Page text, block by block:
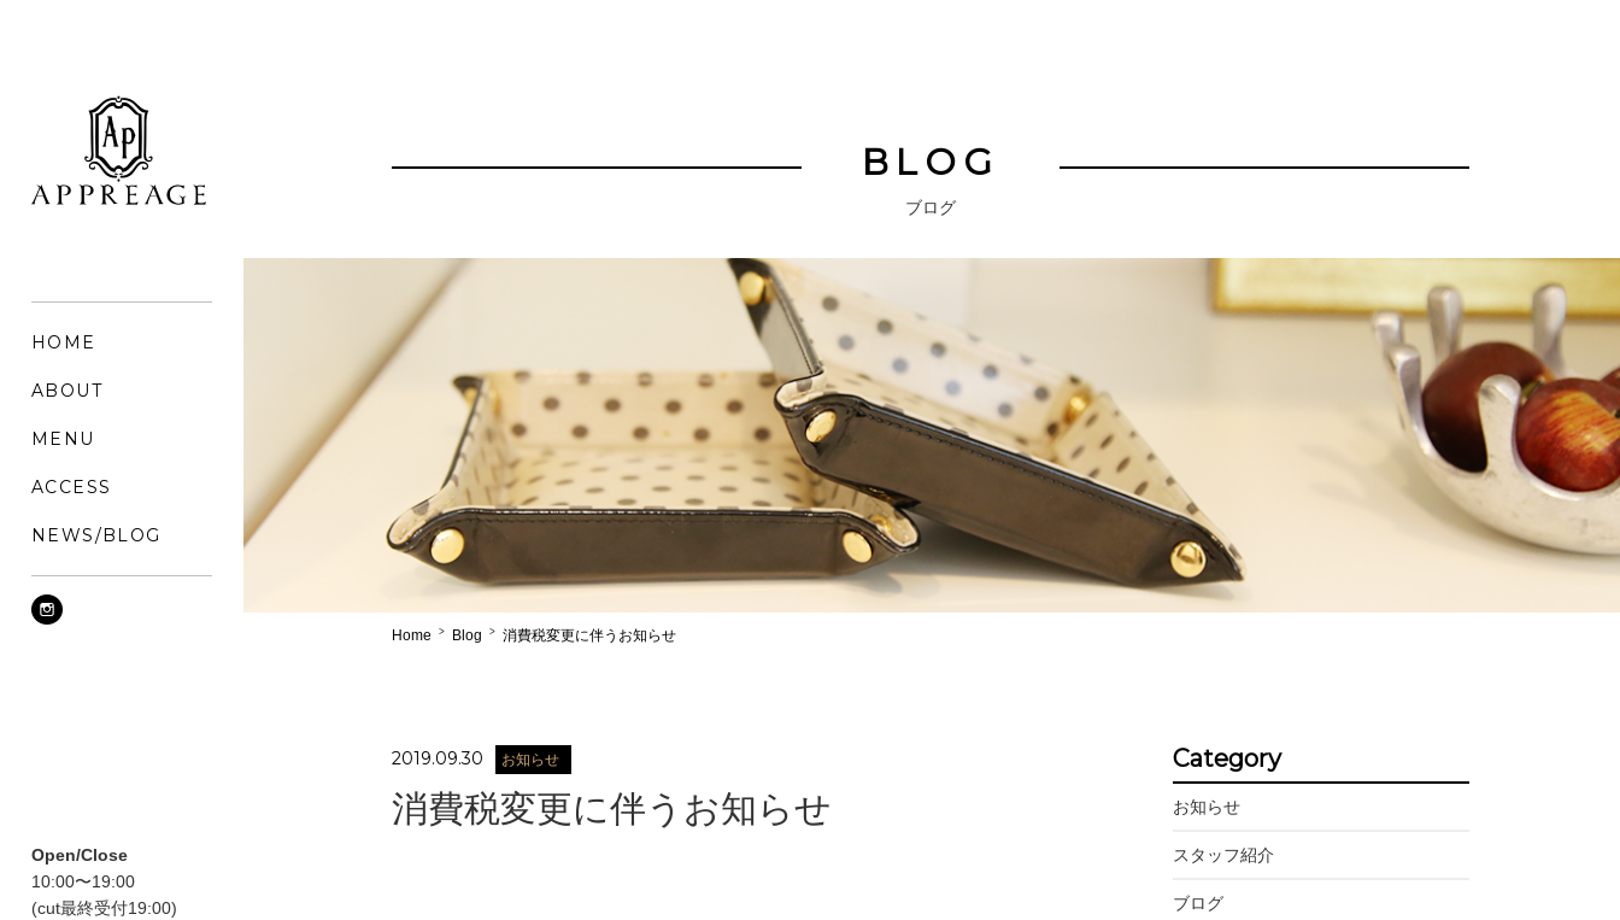
HOME
ABOUT
MENU
ACCESS
NEWS/BLOG
Open/Close
10:00〜19:00
(cut最終受付19:00)
BLOG
ブログ
Home > Blog > 消費税変更に伴うお知らせ
2019.09.30 お知らせ
消費税変更に伴うお知らせ
Category
お知らせ
スタッフ紹介
ブログ